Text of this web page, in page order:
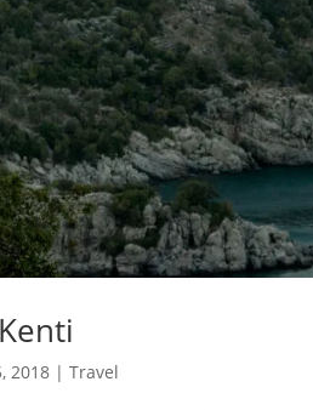
2018 |Travel